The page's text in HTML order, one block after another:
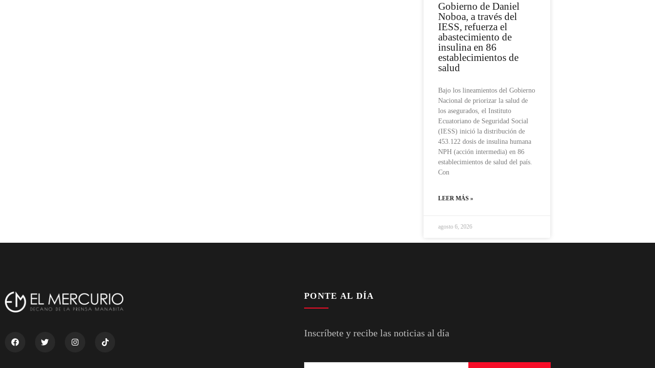
Gobierno de Daniel
Noboa, a través del
IESS, refuerza el
abastecimiento de
insulina en 86
establecimientos de
salud
Bajo los lineamientos del Gobierno
Nacional de priorizar la salud de
los asegurados, el Instituto
Ecuatoriano de Seguridad Social
(IESS) inició la distribución de
453.122 dosis de insulina humana
NPH (acción intermedia) en 86
establecimientos de salud del país.
Con
LEER MÁS »
agosto 6, 2026
PONTE AL DÍA
Inscríbete y recibe las noticias al día